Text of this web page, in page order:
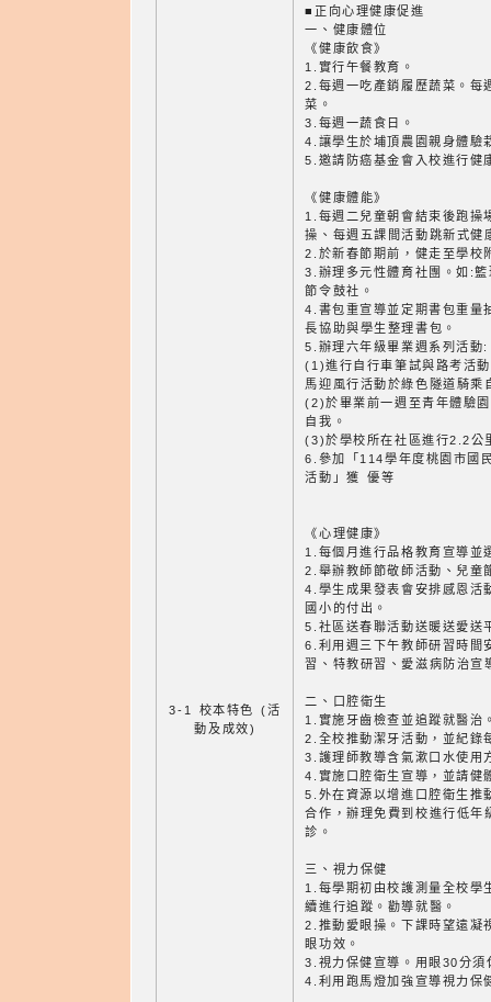
3-1 校本特色 (活
動及成效)
■正向心理健康促進
一、健康體位
《健康飲食》
1.實行午餐教育。
2.每週一吃產銷履歷蔬菜。每
菜。
3.每週一蔬食日。
4.讓學生於埔頂農園親身體驗
5.邀請防癌基金會入校進行健
《健康體能》
1.每週二兒童朝會結束後跑操
操、每週五課間活動跳新式健
2.於新春節期前，健走至學校
3.辦理多元性體育社團。如:
節令鼓社。
4.書包重宣導並定期書包重量
長協助與學生整理書包。
5.辦理六年級畢業週系列活動:
(1)進行自行車筆試與路考活
馬迎風行活動於綠色隧道騎乘
(2)於畢業前一週至青年體驗
自我。
(3)於學校所在社區進行2.2公
6.參加「114學年度桃園市國
活動」獲 優等
《心理健康》
1.每個月進行品格教育宣導並
2.舉辦教師節敬師活動、兒童
4.學生成果發表會安排感恩活
國小的付出。
5.社區送春聯活動送暖送愛送
6.利用週三下午教師研習時間
習、特教研習、愛滋病防治宣
二、口腔衛生
1.實施牙齒檢查並追蹤就醫治
2.全校推動潔牙活動，並紀錄
3.護理師教導含氣漱口水使用
4.實施口腔衛生宣導，並請健
5.外在資源以增進口腔衛生推
合作，辦理免費到校進行低年
診。
三、視力保健
1.每學期初由校護測量全校學
續進行追蹤。勸導就醫。
2.推動愛眼操。下課時望遠凝
眼功效。
3.視力保健宣導。用眼30分須
4.利用跑馬燈加強宣導視力保